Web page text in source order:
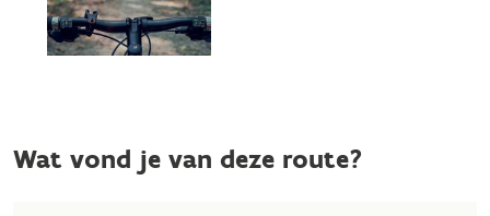
Wat vond je van deze route?